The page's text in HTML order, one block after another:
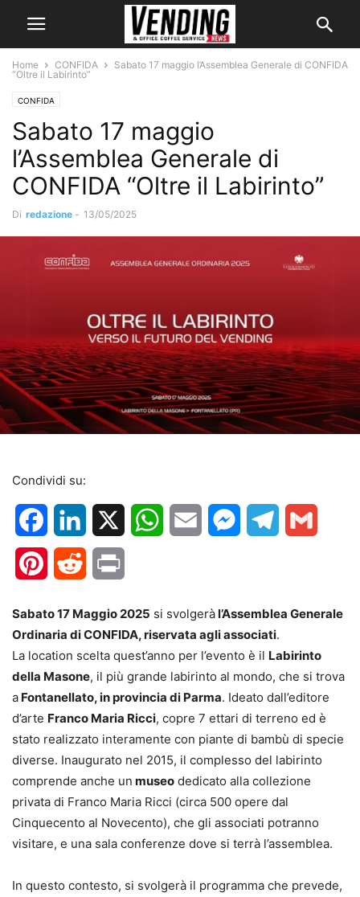
Home CONFIDA
Sabato 17 maggio l’Assemblea Generale di CONFIDA
“Oltre il Labirinto”
CONFIDA
Sabato 17 maggio
l’Assemblea Generale di
CONFIDA “Oltre il Labirinto”
Di redazione - 13/05/2025
Condividi su:
FacebookLinkedIn WhatsApp
Email MessengerTelegram
PinterestReddit
Sabato 17 Maggio 2025 si svolgeràl’Assemblea Generale
Ordinaria di CONFIDA, riservata agli associati.
La location scelta quest’anno per l’evento è il Labirinto
della Masone, il più grande labirinto al mondo, che si trova
a Fontanellato, in provincia di Parma. Ideato dall’editore
d’arte Franco Maria Ricci, copre 7 ettari di terreno ed è
stato realizzato interamente con piante di bambù di specie
diverse. Inaugurato nel 2015, il complesso del labirinto
comprende anche un museo dedicato alla collezione
privata di Franco Maria Ricci (circa 500 opere dal
Cinquecento al Novecento), che gli associati potranno
visitare, e una sala conferenze dove si terrà l’assemblea.
In questo contesto, si svolgerà il programma che prevede,